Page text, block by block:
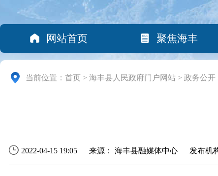
网站首页 聚焦海丰
当前位置： 首页 > 海丰县人民政府门户网站 > 政务公开
2022-04-15 19:05 来源： 海丰县融媒体中心 发布机